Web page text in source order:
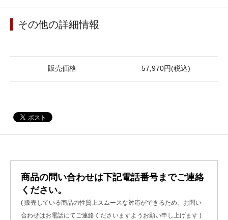
その他の詳細情報
販売価格 57,970円(税込)
商品の問い合わせは下記電話番号までご連絡
ください。
( 販売している商品の性質上スムースな対応ができるため、お問い
合わせはお電話にてご連絡くださいますようお願い申し上げます )